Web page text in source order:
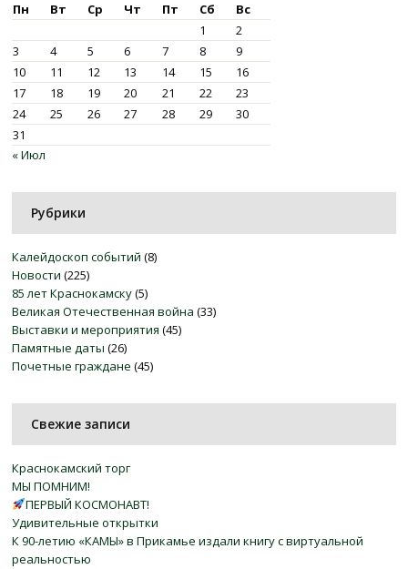
Пн
Вт Ср Чт Пт Сб
Вс
1
2
3
4 5 6 7 8
9
10
11 12 13 14 15
16
17
18 19 20 21 22
23
24
25 26 27 28 29
30
31
« Июл
Рубрики
Калейдоскоп событий (8)
Новости (225)
85 лет Краснокамску(5)
Великая Отечественная война (33)
Выставки и мероприятия (45)
Памятные даты (26)
Почетные граждане (45)
Свежие записи
Краснокамский торг
МЫ ПОМНИМ!
ПЕРВЫЙ КОСМОНАВТ!
Удивительные открытки
К 90-летию «КАМЫ» в Прикамье издали книгу с виртуальной
реальностью